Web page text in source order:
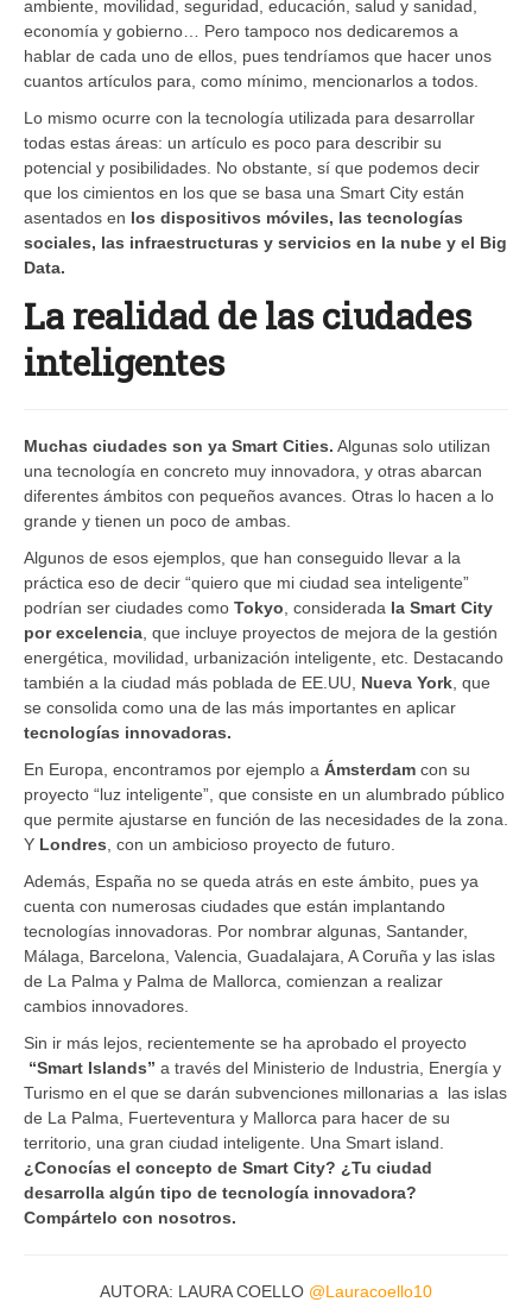
ambiente, movilidad, seguridad, educación, salud y sanidad,
economía y gobierno… Pero tampoco nos dedicaremos a
hablar de cada uno de ellos, pues tendríamos que hacer unos
cuantos artículos para, como mínimo, mencionarlos a todos.
Lo mismo ocurre con la tecnología utilizada para desarrollar
todas estas áreas: un artículo es poco para describir su
potencial y posibilidades. No obstante, sí que podemos decir
que los cimientos en los que se basa una Smart City están
asentados en los dispositivos móviles, las tecnologías
sociales, las infraestructuras y servicios en la nube y el Big
Data.
La realidad de las ciudades
inteligentes
Muchas ciudades son ya Smart Cities. Algunas solo utilizan
una tecnología en concreto muy innovadora, y otras abarcan
diferentes ámbitos con pequeños avances. Otras lo hacen a lo
grande y tienen un poco de ambas.
Algunos de esos ejemplos, que han conseguido llevar a la
práctica eso de decir “quiero que mi ciudad sea inteligente”
podrían ser ciudades como Tokyo , considerada la Smart City
por excelencia , que incluye proyectos de mejora de la gestión
energética, movilidad, urbanización inteligente, etc. Destacando
también a la ciudad más poblada de EE.UU, Nueva York , que
se consolida como una de las más importantes en aplicar
tecnologías innovadoras.
En Europa, encontramos por ejemplo a Ámsterdam con su
proyecto “luz inteligente”, que consiste en un alumbrado público
que permite ajustarse en función de las necesidades de la zona.
Y Londres , con un ambicioso proyecto de futuro.
Además, España no se queda atrás en este ámbito, pues ya
cuenta con numerosas ciudades que están implantando
tecnologías innovadoras. Por nombrar algunas, Santander,
Málaga, Barcelona, Valencia, Guadalajara, A Coruña y las islas
de La Palma y Palma de Mallorca, comienzan a realizar
cambios innovadores.
Sin ir más lejos, recientemente se ha aprobado el proyecto
“Smart Islands” a través del Ministerio de Industria, Energía y
Turismo en el que se darán subvenciones millonarias a las islas
de La Palma, Fuerteventura y Mallorca para hacer de su
territorio, una gran ciudad inteligente. Una Smart island.
¿Conocías el concepto de Smart City? ¿Tu ciudad
desarrolla algún tipo de tecnología innovadora?
Compártelo con nosotros.
AUTORA: LAURA COELLO @Lauracoello10